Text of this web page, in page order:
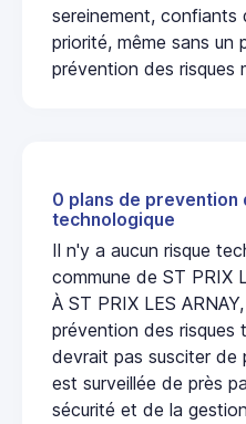
sereinement, confiants
priorité, même sans un
prévention des risques
0 plans de prevention
technologique
Il n'y a aucun risque
commune de ST PRIX
À ST PRIX LES
prévention des risques
devrait pas susciter de
est surveillée de près
sécurité et de la